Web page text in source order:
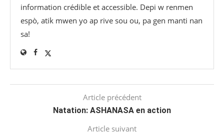
information crédible et accessible. Depi w renmen
espò, atik mwen yo ap rive sou ou, pa gen manti nan
sa!
Article précédent
Natation: ASHANASA en action
Article suivant